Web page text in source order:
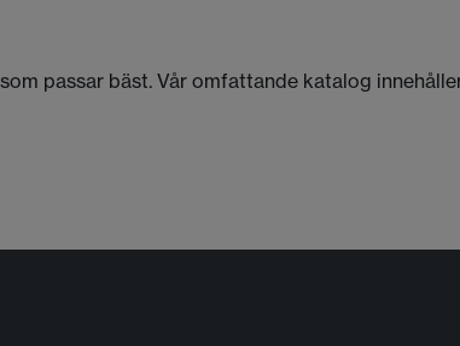
passar bäst. Vår omfattande katalog